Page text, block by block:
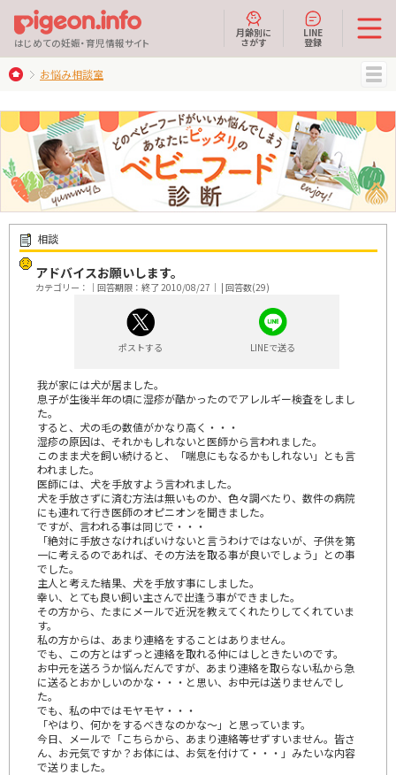
はじめての妊娠・育児情報サイト
月齢別に
さがす
LINE
登録
お悩み相談室
相談
アドバイスお願いします。
カテゴリー：｜回答期限：終了 2010/08/27｜ | 回答数(29)
ポストする LINEで送る
我が家には犬が居ました。
息子が生後半年の頃に湿疹が酷かったのでアレルギー検査をしまし
た。
すると、犬の毛の数値がかなり高く・・・
湿疹の原因は、それかもしれないと医師から言われました。
このまま犬を飼い続けると、「喘息にもなるかもしれない」とも言
われました。
医師には、犬を手放すよう言われました。
犬を手放さずに済む方法は無いものか、色々調べたり、数件の病院
にも連れて行き医師のオピニオンを聞きました。
ですが、言われる事は同じで・・・
「絶対に手放さなければいけないと言うわけではないが、子供を第
一に考えるのであれば、その方法を取る事が良いでしょう」との事
でした。
主人と考えた結果、犬を手放す事にしました。
幸い、とても良い飼い主さんで出逢う事ができました。
その方から、たまにメールで近況を教えてくれたりしてくれていま
す。
私の方からは、あまり連絡をすることはありません。
でも、この方とはずっと連絡を取れる仲にはしときたいのです。
お中元を送ろうか悩んだんですが、あまり連絡を取らない私から急
に送るとおかしいのかな・・・と思い、お中元は送りませんでし
た。
でも、私の中ではモヤモヤ・・・
「やはり、何かをするべきなのかな～」と思っています。
今日、メールで「こちらから、あまり連絡等せずすいません。皆さ
ん、お元気ですか？お体には、お気を付けて・・・」みたいな内容
で送りました。